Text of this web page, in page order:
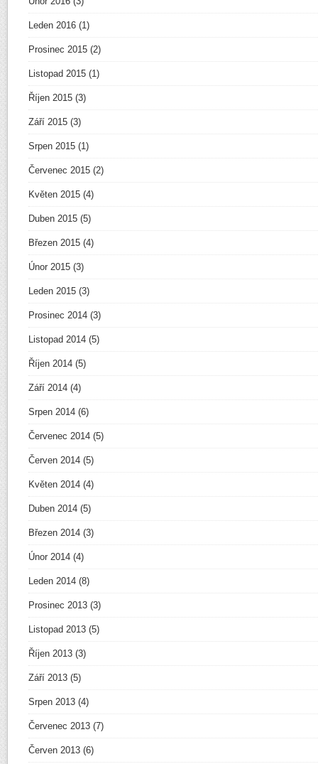
Leden 2016 (1)
Prosinec 2015 (2)
Listopad 2015 (1)
Říjen 2015 (3)
Září 2015 (3)
Srpen 2015 (1)
Červenec 2015 (2)
Květen 2015 (4)
Duben 2015 (5)
Březen 2015 (4)
Únor 2015 (3)
Leden 2015 (3)
Prosinec 2014 (3)
Listopad 2014 (5)
Říjen 2014 (5)
Září 2014 (4)
Srpen 2014 (6)
Červenec 2014 (5)
Červen 2014 (5)
Květen 2014 (4)
Duben 2014 (5)
Březen 2014 (3)
Únor 2014 (4)
Leden 2014 (8)
Prosinec 2013 (3)
Listopad 2013 (5)
Říjen 2013 (3)
Září 2013 (5)
Srpen 2013 (4)
Červenec 2013 (7)
Červen 2013 (6)